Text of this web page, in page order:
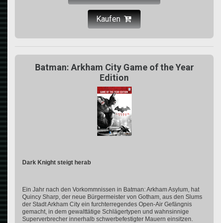
Kaufen
Batman: Arkham City Game of the Year
Edition
Dark Knight steigt herab
Ein Jahr nach den Vorkommnissen in Batman: Arkham Asylum, hat
Quincy Sharp, der neue Bürgermeister von Gotham, aus den Slums
der Stadt Arkham City ein furchterregendes Open-Air Gefängnis
gemacht, in dem gewalttätige Schlägertypen und wahnsinnige
Superverbrecher innerhalb schwerbefestigter Mauern einsitzen.